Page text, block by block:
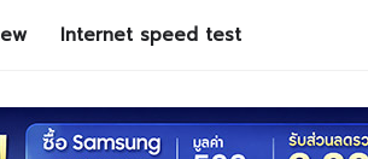
Internet speed test